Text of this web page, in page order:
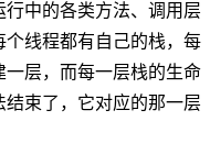
中的各类方法、调用层
线程都有自己的栈，每
层，而每一层栈的生命
束了，它对应的那一层